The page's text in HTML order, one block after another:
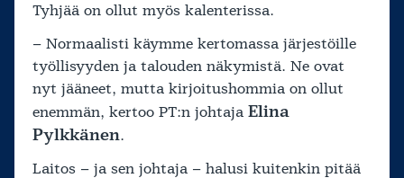
Tyhjää on ollut myös kalenterissa.
– Normaalisti käymme kertomassa järjestöille
työllisyyden ja talouden näkymistä. Ne ovat
nyt jääneet, mutta kirjoitushommia on ollut
enemmän, kertoo PT:n johtaja Elina
Pylkkänen.
Laitos – ja sen johtaja – halusi kuitenkin pitää